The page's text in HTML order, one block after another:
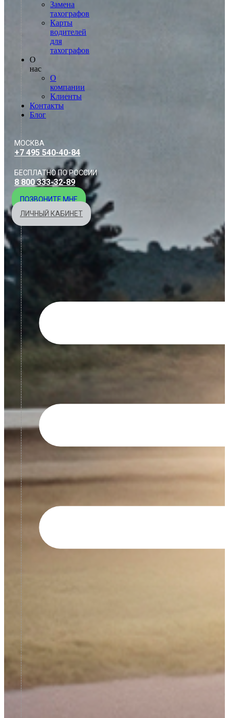
Замена
тахографов
Карты
водителей
для
тахографов
О
нас
О
компании
Клиенты
Контакты
Блог
МОСКВА
+7 495 540-40-84
БЕСПЛАТНО ПО РОССИИ
8 800 333-32-89
ПОЗВОНИТЕ МНЕ
ЛИЧНЫЙ КАБИНЕТ